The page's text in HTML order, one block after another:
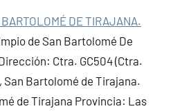
DE TIRAJANA.
de San Bartolomé De
Ctra. GC504 (Ctra.
San Bartolomé de Tirajana.
de Tirajana Provincia: Las